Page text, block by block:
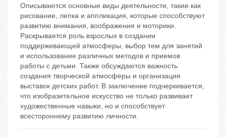
Описываются основные виды деятельности, такие как
рисование, лепка и аппликация, которые способствуют
развитию внимания, воображения и моторики.
Раскрывается роль взрослых в создании
поддерживающей атмосферы, выбор тем для занятий
и использование различных методов и приемов
работы с детьми. Также обсуждаются важность
создания творческой атмосферы и организация
выставок детских работ. В заключение подчеркивается,
что изобразительное искусство не только развивает
художественные навыки, но и способствует
всестороннему развитию личности.